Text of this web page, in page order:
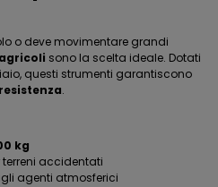
o deve movimentare grandi
sono la scelta ideale. Dotati
questi strumenti garantiscono
.
kg
terreni accidentati
agenti atmosferici